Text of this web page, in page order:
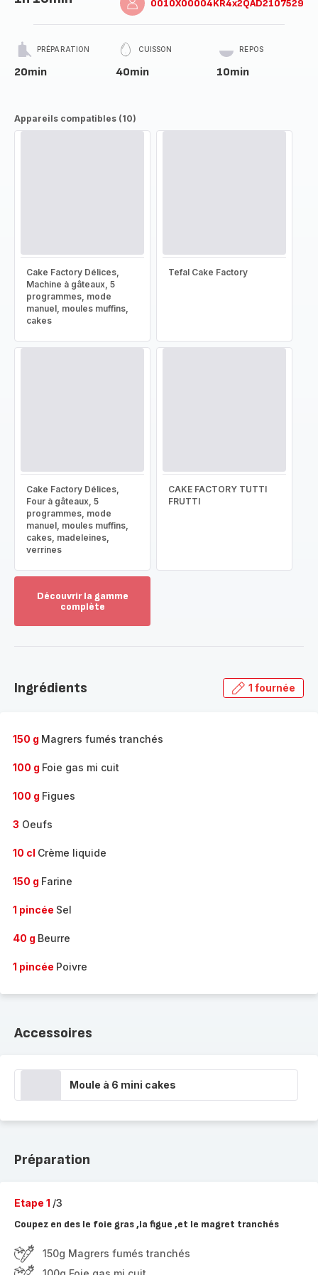
0010X00004KR4x2QAD2107529
PRÉPARATION
20min
CUISSON
40min
REPOS
10min
Appareils compatibles (10)
Cake Factory Délices,
Machine à gâteaux, 5
programmes, mode
manuel, moules muffins,
cakes
Tefal Cake Factory
Cake Factory Délices,
Four à gâteaux, 5
programmes, mode
manuel, moules muffins,
cakes, madeleines,
verrines
CAKE FACTORY TUTTI
FRUTTI
Découvrir la gamme
complète
gamme
Ingrédients 1 fournée
150 g Magrers fumés tranchés
100 g Foie gas mi cuit
100 g Figues
3 Oeufs
10 cl Crème liquide
150 g Farine
1 pincée Sel
40 g Beurre
1 pincée Poivre
Accessoires
Moule à 6 mini cakes
Préparation
Etape 1 /3
Coupez en des le foie gras ,la figue ,et le magret tranchés
150g Magrers fumés tranchés